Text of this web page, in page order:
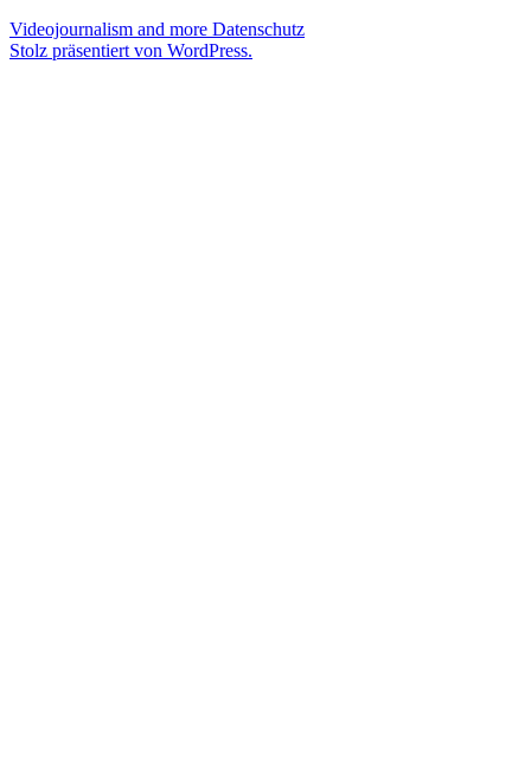
Videojournalism and more Datenschutz
Stolz präsentiert von WordPress.